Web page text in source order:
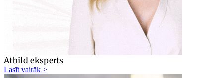
Atbild eksperts
Lasīt vairāk >